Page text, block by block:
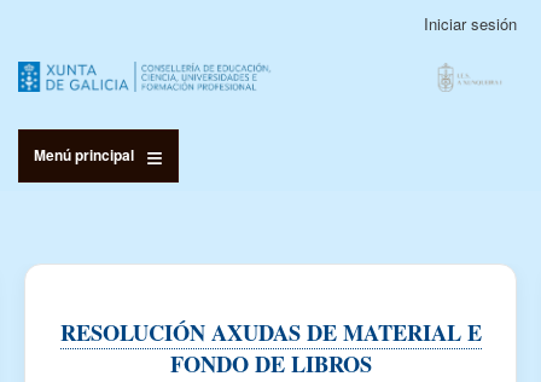
contenido
de
cuenta
usuario
Iniciar sesión
Menú principal
RESOLUCIÓN AXUDAS DE MATERIAL E
FONDO DE LIBROS